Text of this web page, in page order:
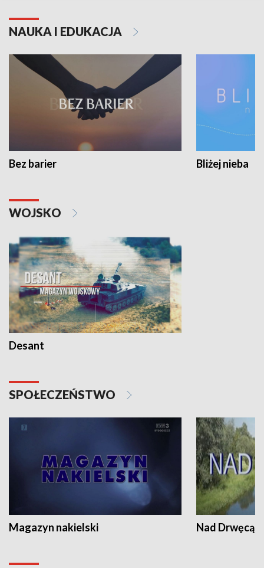
NAUKA I EDUKACJA
Bez barier Bliżej nieba
WOJSKO
Desant
SPOŁECZEŃSTWO
Magazyn nakielski Nad Drwęcą